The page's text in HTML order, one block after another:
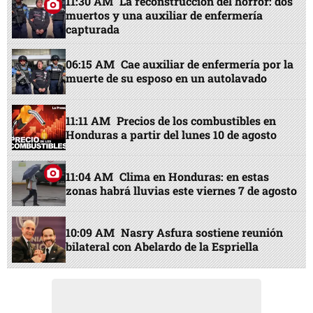
muertos y una auxiliar de enfermería
capturada
06:15 AM Cae auxiliar de enfermería por la
muerte de su esposo en un autolavado
11:11 AM Precios de los combustibles en
Honduras a partir del lunes 10 de agosto
11:04 AM Clima en Honduras: en estas
zonas habrá lluvias este viernes 7 de agosto
10:09 AM Nasry Asfura sostiene reunión
bilateral con Abelardo de la Espriella